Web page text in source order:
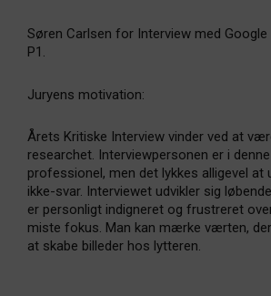
Søren Carlsen for Interview med Google
P1.
Juryens motivation:
Årets Kritiske Interview vinder ved at
researchet. Interviewpersonen er i
professionel, men det lykkes alligevel at
ikke-svar. Interviewet udvikler sig
er personligt indigneret og frustreret
miste fokus. Man kan mærke værten,
at skabe billeder hos lytteren.